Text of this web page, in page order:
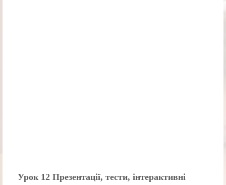
Урок 12 Презентації, тести, інтерактивні